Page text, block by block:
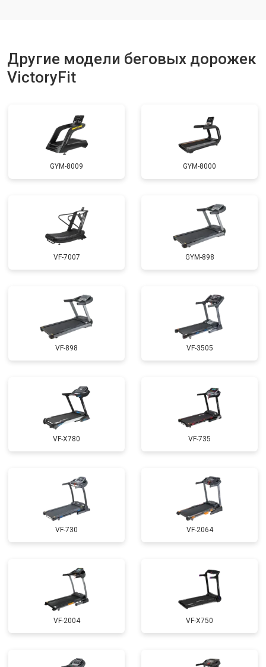
Другие модели беговых дорожек
VictoryFit
GYM-8009 GYM-8000
VF-7007 GYM-898
VF-898 VF-3505
VF-X780 VF-735
VF-730 VF-2064
VF-2004 VF-X750